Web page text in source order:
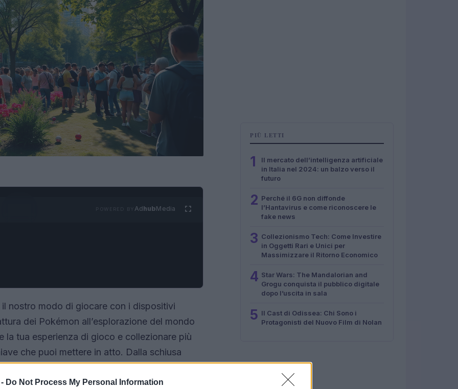
Do Not Process My Personal Information
AdhubMedia
nostro modo di giocare con i dispositivi
dei Pokémon all’esplorazione del mondo
la tua esperienza di gioco e collezionare più
che puoi mettere in atto. Dalla schiusa
ogni aspetto del gioco offre opportunità
In questo articolo, andremo a esplorare vari
PIÙ LETTI
1
Il mercato dell’intelligenza artificiale
in Italia nel 2024: un balzo verso il
futuro
2 Perché il 6G non diffonde
l’Hantavirus e come riconoscere le
fake news
3 Collezionismo Tech: Come Investire
in Oggetti Rari e Unici per
Massimizzare il Ritorno Economico
4 Star Wars: The Mandalorian and
Grogu conquista il pubblico digitale
dopo l’uscita in sala
5 Il Cast di Odissea: Chi Sono i
Protagonisti del Nuovo Film di Nolan